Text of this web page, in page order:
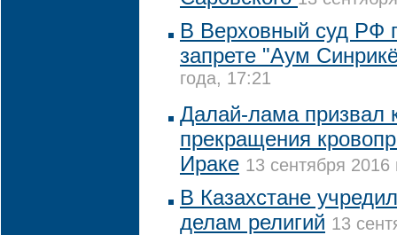
В Верховный суд РФ
запрете "Аум
года, 17:21
Далай-лама призвал
прекращения
Ираке 13 сентября 2016
В Казахстане
делам религий 13